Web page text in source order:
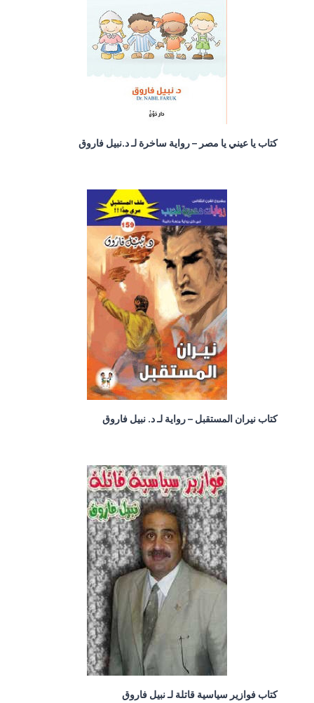
كتاب يا عيني يا مصر – رواية ساخرة لـ د.نبيل فاروق
كتاب نيران المستقبل – رواية لـ د. نبيل فاروق
كتاب فوازير سياسية قاتلة لـ نبيل فاروق